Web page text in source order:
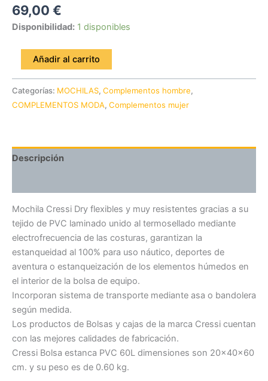
69,00 €
Disponibilidad: 1 disponibles
Añadir al carrito
Categorías: MOCHILAS, Complementos hombre,
COMPLEMENTOS MODA, Complementos mujer
Descripción
Mochila Cressi Dry flexibles y muy resistentes gracias a su
tejido de PVC laminado unido al termosellado mediante
electrofrecuencia de las costuras, garantizan la
estanqueidad al 100% para uso náutico, deportes de
aventura o estanqueización de los elementos húmedos en
el interior de la bolsa de equipo.
Incorporan sistema de transporte mediante asa o bandolera
según medida.
Los productos de Bolsas y cajas de la marca Cressi cuentan
con las mejores calidades de fabricación.
Cressi Bolsa estanca PVC 60L dimensiones son 20x40x60
cm. y su peso es de 0.60 kg.